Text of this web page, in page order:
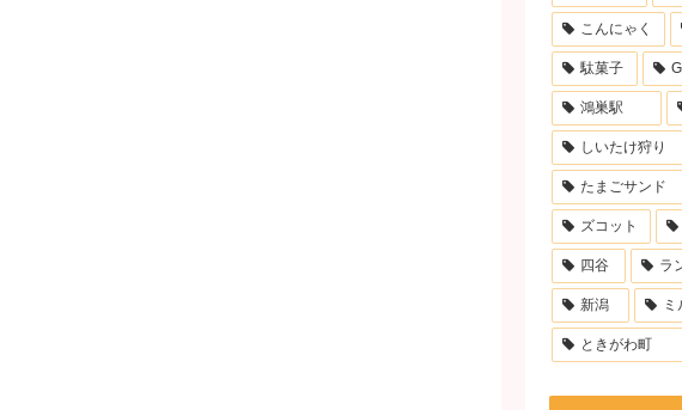
こんにゃく
駄菓子
鴻巣駅
しいたけ狩り
たまごサンド
ズコット
四谷 ラ
新潟
ときがわ町